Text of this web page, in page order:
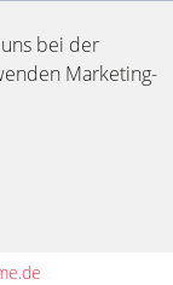
bei der
Marketing-